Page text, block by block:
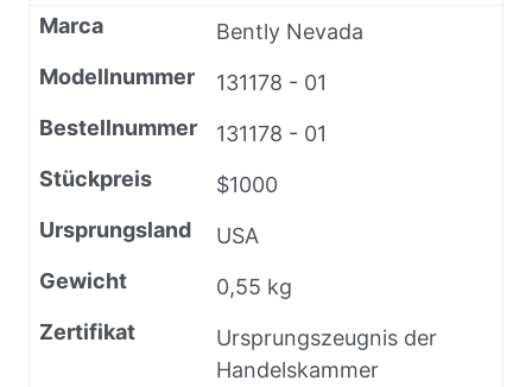
Marca
Bently Nevada
Modellnummer
131178 - 01
Bestellnummer
131178 - 01
Stückpreis
$1000
Ursprungsland
USA
Gewicht
0,55 kg
Zertifikat
Ursprungszeugnis der
Handelskammer